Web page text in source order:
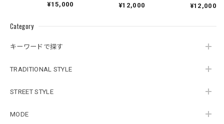
Category
キーワードで探す
TRADITIONAL STYLE
STREET STYLE
MODE
¥15,000
¥12,000
¥12,000